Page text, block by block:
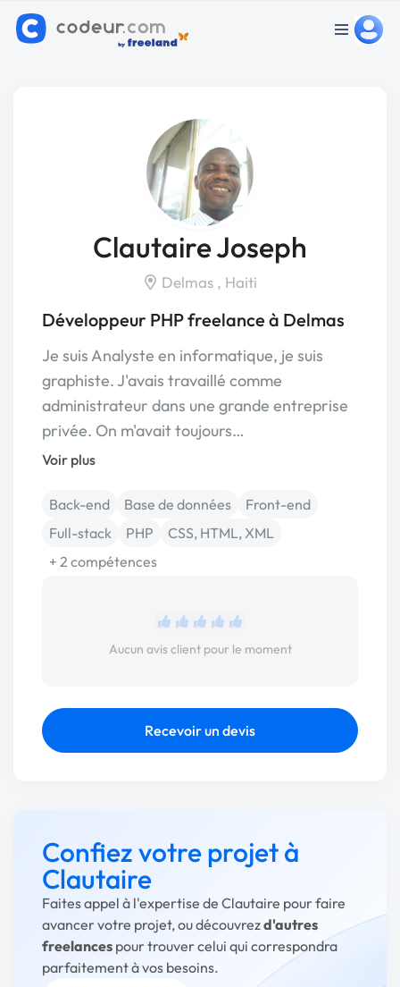
Clautaire Joseph
Delmas , Haiti
Développeur PHP freelance à Delmas
Je suis Analyste en informatique, je suis
graphiste. J'avais travaillé comme
administrateur dans une grande entreprise
privée. On m'avait toujours…
Voir plus
Back-end Base de données
Front-end
Full-stack
PHP
CSS, HTML, XML
+ 2 compétences
Aucun avis client pour le moment
Recevoir un devis
Confiez votre projet à
Clautaire
Faites appel à l'expertise de Clautaire pour faire
avancer votre projet, ou découvrezd'autres
freelances pour trouver celui qui correspondra
parfaitement à vos besoins.